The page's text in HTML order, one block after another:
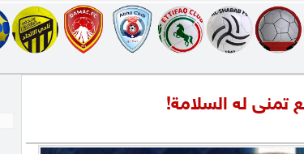
له السلامة!